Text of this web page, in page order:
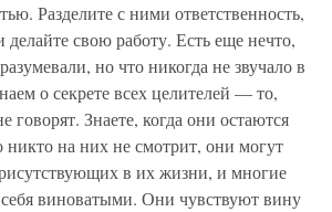
Разделите с ними ответственность,
делайте свою работу. Есть еще нечто,
но что никогда не звучало в
о секрете всех целителей — то,
говорят. Знаете, когда они остаются
никто на них не смотрит, они могут
в их жизни, и многие
виноватыми. Они чувствуют вину